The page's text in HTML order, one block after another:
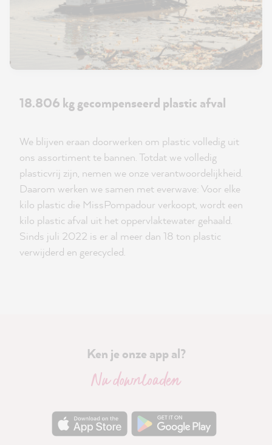
18.806 kg gecompenseerd plastic afval
We blijven eraan doorwerken om plastic volledig uit
ons assortiment te bannen. Totdat we volledig
plasticvrij zijn, nemen we onze verantwoordelijkheid.
Daarom werken we samen met everwave: Voor elke
kilo plastic die MissPompadour verkoopt, wordt een
kilo plastic afval uit het oppervlaktewater gehaald.
Sinds juli 2022 is er al meer dan 18 ton plastic
verwijderd en gerecycled.
Ken je onze app al?
Nu downloaden